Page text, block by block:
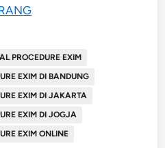
PROCEDURE EXIM
EXIM DI BANDUNG
EXIM DI JAKARTA
EXIM DI JOGJA
EXIM ONLINE